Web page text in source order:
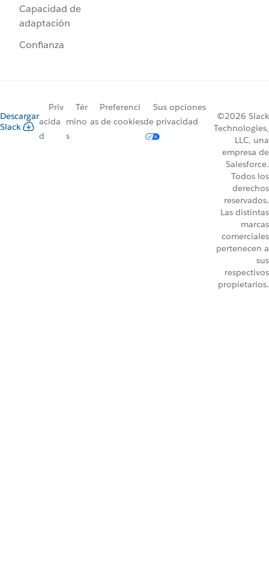
Capacidad de
adaptación
Confianza
Descargar
Slack
Priv
acida
d
Tér
mino
s
Preferenci
as de cookies
Sus opciones
de privacidad
©2026 Slack
Technologies,
LLC, una
empresa de
Salesforce.
Todos los
derechos
reservados.
Las distintas
marcas
comerciales
pertenecen a
sus
respectivos
propietarios.